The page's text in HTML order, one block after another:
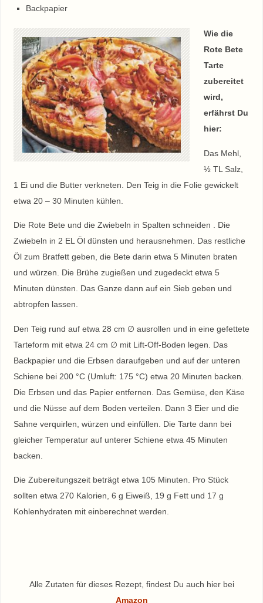
Backpapier
Wie die
Rote Bete
Tarte
zubereitet
wird,
erfährst Du
hier:
Das Mehl,
½ TL Salz,
1 Ei und die Butter verkneten. Den Teig in die Folie gewickelt
etwa 20 – 30 Minuten kühlen.
Die Rote Bete und die Zwiebeln in Spalten schneiden . Die
Zwiebeln in 2 EL Öl dünsten und herausnehmen. Das restliche
Öl zum Bratfett geben, die Bete darin etwa 5 Minuten braten
und würzen. Die Brühe zugießen und zugedeckt etwa 5
Minuten dünsten. Das Ganze dann auf ein Sieb geben und
abtropfen lassen.
Den Teig rund auf etwa 28 cm ∅ ausrollen und in eine gefettete
Tarteform mit etwa 24 cm ∅ mit Lift-Off-Boden legen. Das
Backpapier und die Erbsen daraufgeben und auf der unteren
Schiene bei 200 °C (Umluft: 175 °C) etwa 20 Minuten backen.
Die Erbsen und das Papier entfernen. Das Gemüse, den Käse
und die Nüsse auf dem Boden verteilen. Dann 3 Eier und die
Sahne verquirlen, würzen und einfüllen. Die Tarte dann bei
gleicher Temperatur auf unterer Schiene etwa 45 Minuten
backen.
Die Zubereitungszeit beträgt etwa 105 Minuten. Pro Stück
sollten etwa 270 Kalorien, 6 g Eiweiß, 19 g Fett und 17 g
Kohlenhydraten mit einberechnet werden.
Alle Zutaten für dieses Rezept, findest Du auch hier bei
Amazon